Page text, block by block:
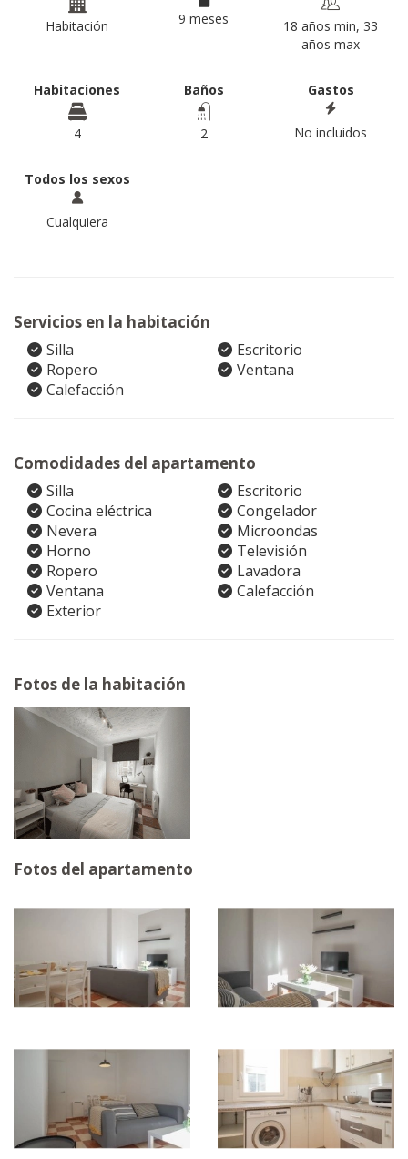
Habitación 9 meses
18 años min, 33
años max
Habitaciones
4
Baños
2
Gastos
No incluidos
Todos los sexos
Cualquiera
Servicios en la habitación
Silla
Escritorio
Ropero
Ventana
Calefacción
Comodidades del apartamento
Silla
Escritorio
Cocina eléctrica
Congelador
Nevera
Microondas
Horno
Televisión
Ropero
Lavadora
Ventana
Calefacción
Exterior
Fotos de la habitación
Fotos del apartamento